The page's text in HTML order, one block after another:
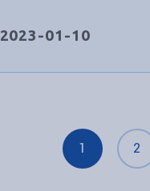
2023-01-10
1 2